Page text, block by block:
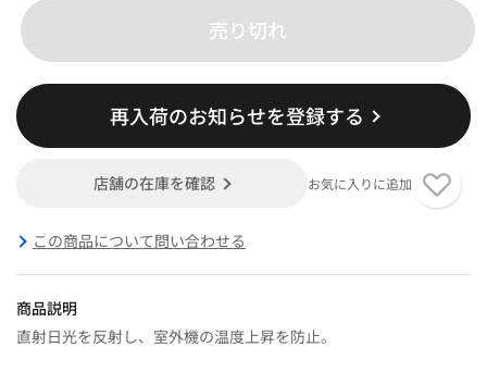
売り切れ
再入荷のお知らせを登録する
店舗の在庫を確認 お気に入りに追加
この商品について問い合わせる
商品説明
直射日光を反射し、室外機の温度上昇を防止。